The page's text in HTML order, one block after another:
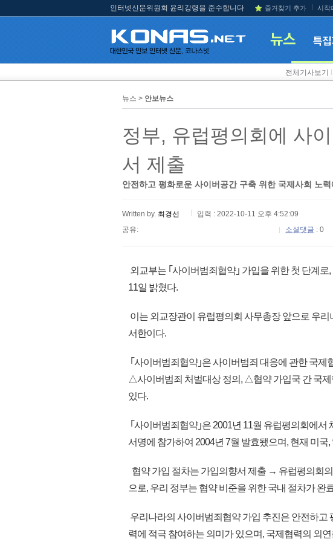
인터넷신문위원회 윤리강령을 준수합니다 즐겨찾기 추가 시작
전체기사보기
뉴스 > 안보뉴스
정부, 유럽평의회에 사
서 제출
안전하고 평화로운 사이버공간 구축 위한 국제사회 노력
Written by. 최경선
입력 : 2022-10-11 오후 4:52:09
공유:
소셜댓글 : 0
외교부는 ｢사이버범죄협약｣ 가입을 위한 첫 단계
11일 밝혔다.
이는 외교장관이 유럽평의회 사무총장 앞으로 우
서한이다.
｢사이버범죄협약｣은 사이버범죄 대응에 관한 국
△사이버범죄 처벌대상 정의, △협약 가입국 간 국
있다.
｢사이버범죄협약｣은 2001년 11월 유럽평의회에서
서명에 참가하여 2004년 7월 발효됐으며, 현재 미국
협약 가입 절차는 가입의향서 제출 → 유럽평의회
으로, 우리 정부는 협약 비준을 위한 국내 절차가 완
우리나라의 사이버범죄협약 가입 추진은 안전하
력에 적극 참여하는 의미가 있으며, 국제협력의 외